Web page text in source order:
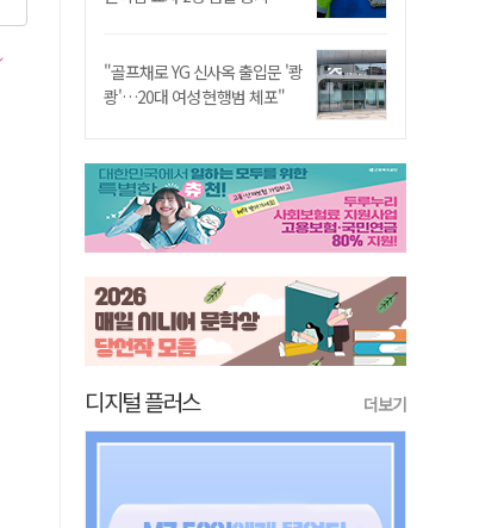
"골프채로 YG 신사옥 출입문 '쾅
쾅'…20대 여성 현행범 체포"
디지털 플러스 더보기